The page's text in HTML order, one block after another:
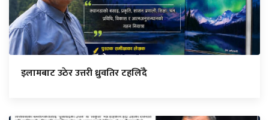
इलामबाट उठेर उत्तरी ध्रुवतिर टहलिँदै